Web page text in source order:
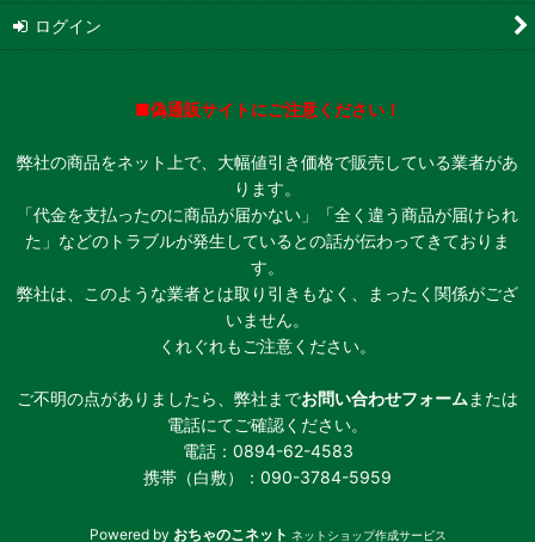
ログイン
■偽通販サイトにご注意ください！
弊社の商品をネット上で、大幅値引き価格で販売している業者があ
ります。
「代金を支払ったのに商品が届かない」「全く違う商品が届けられ
た」などのトラブルが発生しているとの話が伝わってきておりま
す。
弊社は、このような業者とは取り引きもなく、まったく関係がござ
いません。
くれぐれもご注意ください。
ご不明の点がありましたら、弊社までお問い合わせフォーム または
電話にてご確認ください。
電話：0894-62-4583
携帯（白敷）：090-3784-5959
Powered by おちゃのこネット ネットショップ作成サービス